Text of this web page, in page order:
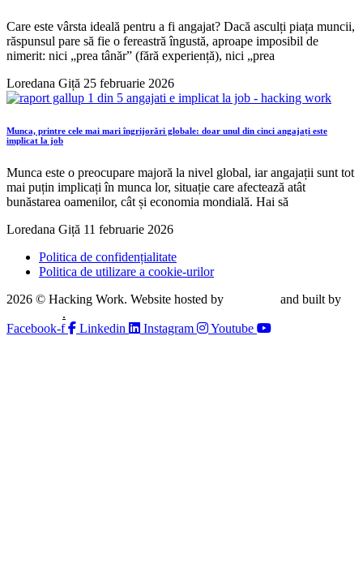
Care este vârsta ideală pentru a fi angajat? Dacă asculți piața muncii,
răspunsul pare să fie o fereastră îngustă, aproape imposibil de
nimerit: nici „prea tânăr” (fără experiență), nici „prea
Loredana Giță 25 februarie 2026
Munca, printre cele mai mari îngrijorări globale: doar unul din cinci angajați este
implicat la job
Munca este o preocupare majoră la nivel global, iar angajații sunt tot
mai puțin implicați în munca lor, situație care afectează atât
bunăstarea oamenilor, cât și economia mondială. Hai să
Loredana Giță 11 februarie 2026
Politica de confidențialitate
Politica de utilizare a cookie-urilor
2026 © Hacking Work. Website hosted by
and built by
.
Facebook-f
Linkedin Instagram Youtube